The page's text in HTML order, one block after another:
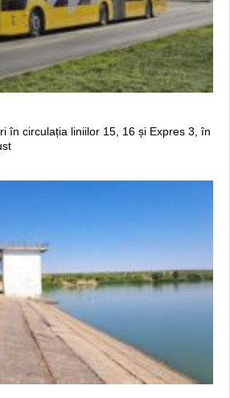
în circulația liniilor 15, 16 și Expres 3, în